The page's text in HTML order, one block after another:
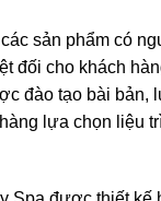
sản phẩm có
đối cho khách
đào tạo bài bản,
lựa chọn liệu